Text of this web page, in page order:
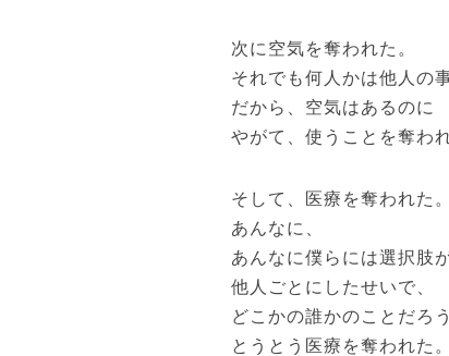
次に空気を奪われた。
それでも何人かは他人の
だから、空気はあるのに
やがて、使うことを奪われ
そして、医療を奪われた。
あんなに、
あんなに僕らには選択肢
他人ごとにしたせいで、
どこかの誰かのことだろ
とうとう医療を奪われた。